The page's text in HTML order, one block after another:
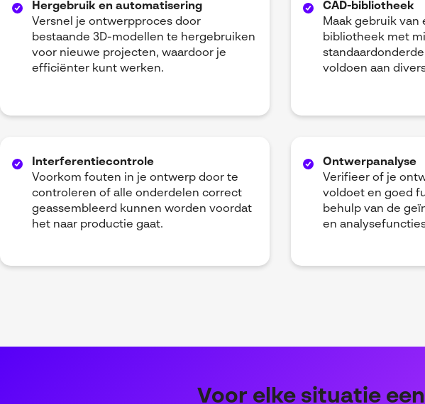
Hergebruik en automatisering
Versnel je ontwerpproces door
bestaande 3D-modellen te hergebruiken
voor nieuwe projecten, waardoor je
efficiënter kunt werken.
CAD-bibliotheek
Maak gebruik
bibliotheek met
voldoen aan
Interferentiecontrole
Voorkom fouten in je ontwerp door te
controleren of alle onderdelen correct
geassembleerd kunnen worden voordat
het naar productie gaat.
Ontwerpanalyse
Verifieer of je
voldoet en goed
behulp van de
en
Voor elke situatie